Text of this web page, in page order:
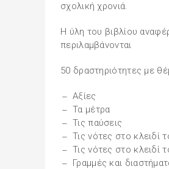
σχολική χρονιά.
Η ύλη του βιβλίου
περιλαμβάνονται
50 δραστηριότητες με
Αξίες
Τα μέτρα
Τις παύσεις
Τις νότες στο
Τις νότες στο
Γραμμές και